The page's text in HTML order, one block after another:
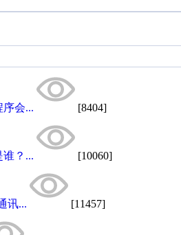
会... [8404]
？... [10060]
讯... [11457]